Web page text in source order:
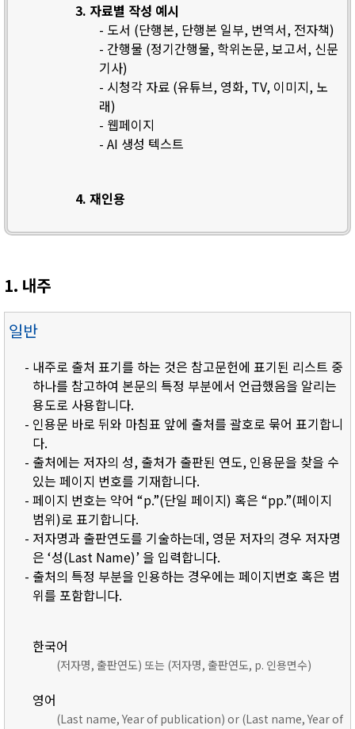
3. 자료별 작성 예시
- 도서 (단행본, 단행본 일부, 번역서, 전자책)
- 간행물 (정기간행물, 학위논문, 보고서, 신문
기사)
- 시청각 자료 (유튜브, 영화, TV, 이미지, 노
래)
- 웹페이지
- AI 생성 텍스트
4. 재인용
1. 내주
일반
- 내주로 출처 표기를 하는 것은 참고문헌에 표기된 리스트 중
하나를 참고하여 본문의 특정 부분에서 언급했음을 알리는
용도로 사용합니다.
- 인용문 바로 뒤와 마침표 앞에 출처를 괄호로 묶어 표기합니
다.
- 출처에는 저자의 성, 출처가 출판된 연도, 인용문을 찾을 수
있는 페이지 번호를 기재합니다.
- 페이지 번호는 약어 “p.”(단일 페이지) 혹은 “pp.”(페이지
범위)로 표기합니다.
- 저자명과 출판연도를 기술하는데, 영문 저자의 경우 저자명
은 ‘성(Last Name)’ 을 입력합니다.
- 출처의 특정 부분을 인용하는 경우에는 페이지번호 혹은 범
위를 포함합니다.
한국어
(저자명, 출판연도) 또는 (저자명, 출판연도, p. 인용면수)
영어
(Last name, Year of publication) or (Last name, Year of